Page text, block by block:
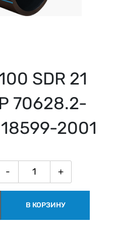
SDR 21
70628.2-
2001
- +
В КОРЗИНУ